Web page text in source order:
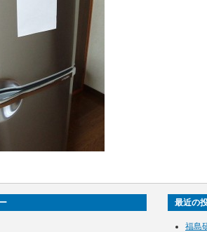
最近の
福島